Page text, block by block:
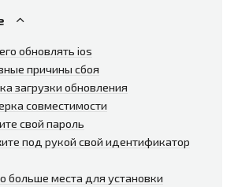
обновлять ios
причины сбоя
загрузки обновления
совместимости
свой пароль
под рукой свой идентификатор
больше места для установки